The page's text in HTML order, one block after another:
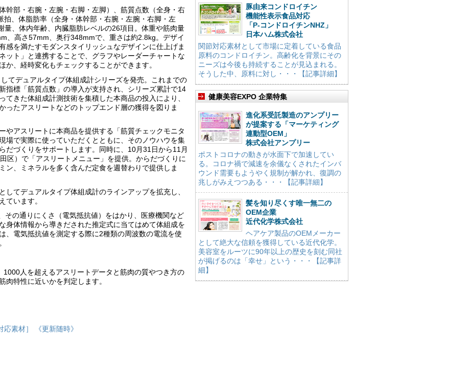
幹部・右腕・左腕・右脚・左脚）、筋質点数（全身・右
、体脂肪率（全身・体幹部・右腕・左腕・右脚・左
量、体内年齢、内臓脂肪レベルの26項目。体重や筋肉量
、高さ57mm、奥行348mmで、重さは約2.8kg。デザイ
感を満たすモダンスタイリッシュなデザインに仕上げま
ット」と連携することで、グラフやレーダーチャートな
か、経時変化もチェックすることができます。
てデュアルタイプ体組成計シリーズを発売。これまでの
指標「筋質点数」の導入が支持され、シリーズ累計で14
きた体組成計測技術を集積した本商品の投入により、
ったアスリートなどのトップエンド層の獲得を図りま
やアスリートに本商品を提供する「筋質チェックモニタ
場で実際に使っていただくとともに、そのノウハウを集
だづくりをサポートします。同時に、10月31日から11月
区）で「アスリートメニュー」を提供。からだづくりに
ン、ミネラルを多く含んだ定食を週替わりで提供しま
してデュアルタイプ体組成計のラインアップを拡充し、
ています。
の通りにくさ（電気抵抗値）をはかり、医療機関など
身体情報から導きだされた推定式に当てはめて体組成を
、電気抵抗値を測定する際に2種類の周波数の電流を使
人を超えるアスリートデータと筋肉の質やつき方の
肉特性に近いかを判定します。
素材］ 《更新随時》
豚由来コンドロイチン
機能性表示食品対応
「P-コンドロイチンNHZ」
日本ハム株式会社
関節対応素材として市場に定着している食品
原料のコンドロイチン。高齢化を背景にその
ニーズは今後も持続することが見込まれる。
そうした中、原料に対し・・・【記事詳細】
健康美容EXPO 企業特集
進化系受託製造のアンプリー
が提案する「マーケティング
連動型OEM」
株式会社アンプリー
ポストコロナの動きが水面下で加速してい
る。コロナ禍で減速を余儀なくされたインバ
ウンド需要もようやく規制が解かれ、復調の
兆しがみえつつある・・・【記事詳細】
髪を知り尽くす唯一無二の
OEM企業
近代化学株式会社
ヘアケア製品のOEMメーカー
として絶大な信頼を獲得している近代化学。
美容室をルーツに90年以上の歴史を刻む同社
が掲げるのは「幸せ」という・・・【記事詳
細】